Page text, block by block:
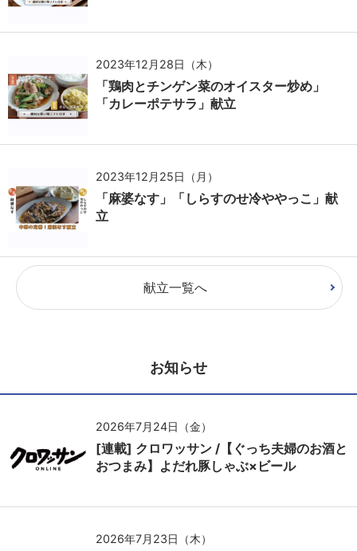
2023年12月28日（木）
「鶏肉とチンゲン菜のオイスター炒め」
「カレーポテサラ」献立
2023年12月25日（月）
「麻婆なす」「しらすのせ冷ややっこ」献
立
献立一覧へ
お知らせ
2026年7月24日（金）
[連載] クロワッサン /【ぐっち夫婦のお酒と
おつまみ】よだれ豚しゃぶ×ビール
2026年7月23日（木）